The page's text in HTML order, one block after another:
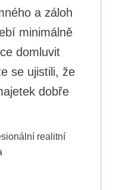
a záloh
minimálně
domluvit
se ujistili, že
dobře
realitní